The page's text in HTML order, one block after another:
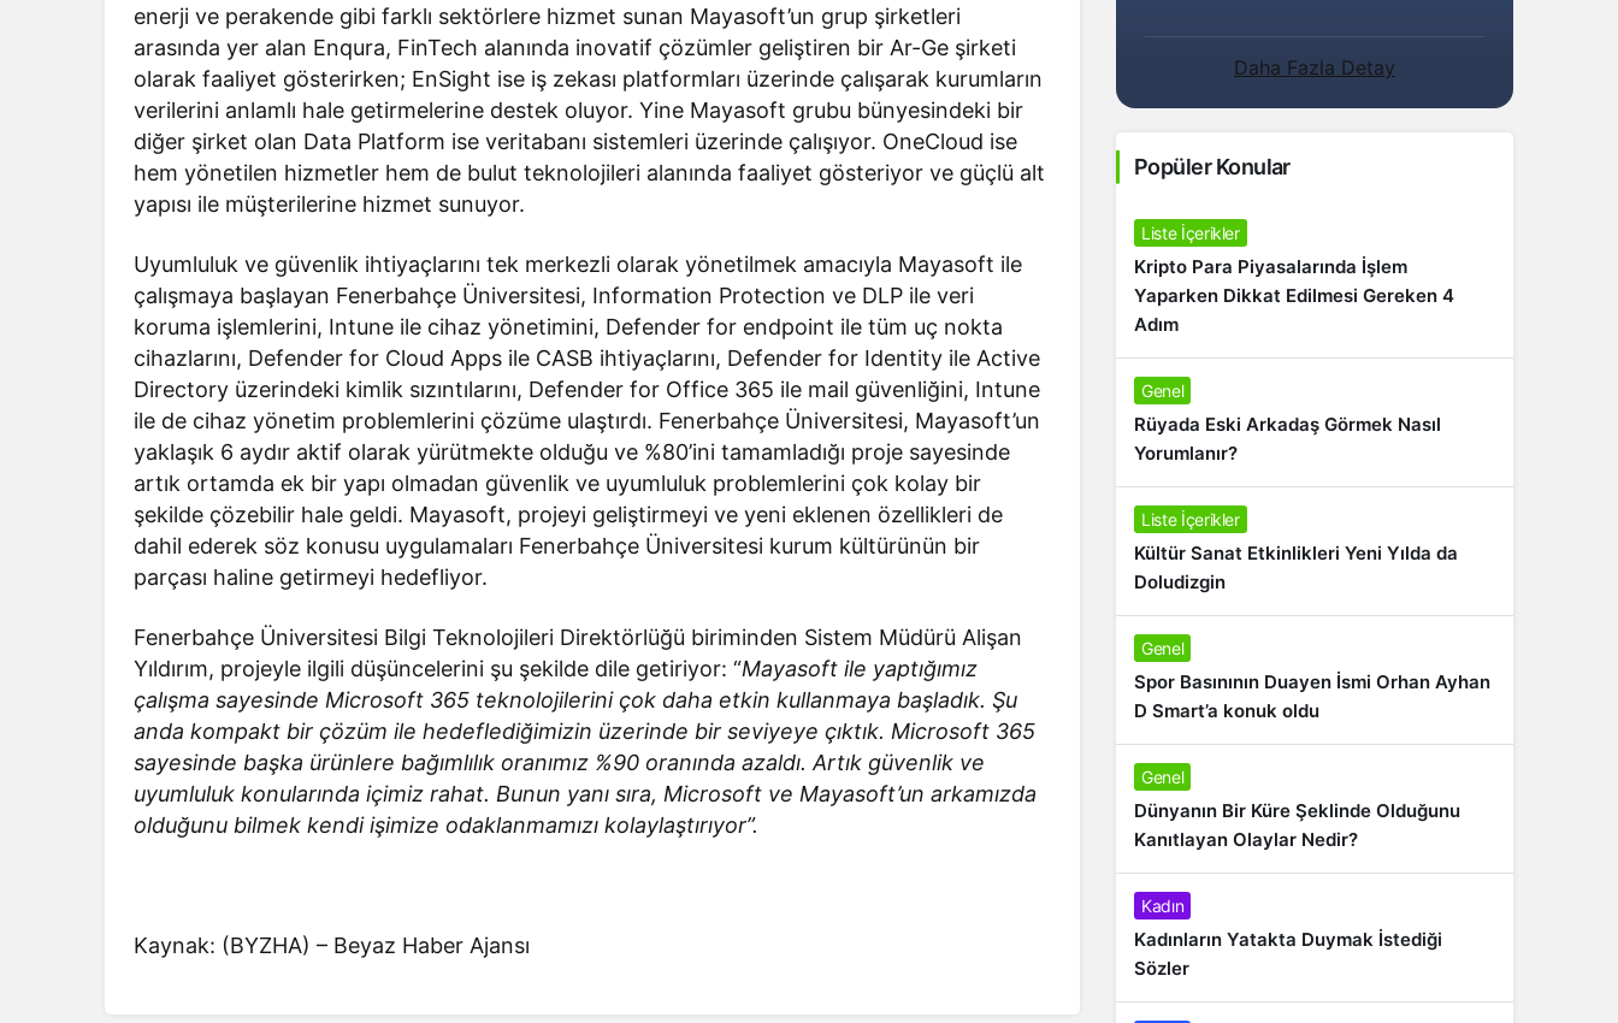
enerji ve perakende gibi farklı sektörlere hizmet sunan Mayasoft’un grup şirketleri
arasında yer alan Enqura, FinTech alanında inovatif çözümler geliştiren bir Ar-Ge şirketi
olarak faaliyet gösterirken; EnSight ise iş zekası platformları üzerinde çalışarak kurumların
verilerini anlamlı hale getirmelerine destek oluyor. Yine Mayasoft grubu bünyesindeki bir
diğer şirket olan Data Platform ise veritabanı sistemleri üzerinde çalışıyor. OneCloud ise
hem yönetilen hizmetler hem de bulut teknolojileri alanında faaliyet gösteriyor ve güçlü alt
yapısı ile müşterilerine hizmet sunuyor.
Uyumluluk ve güvenlik ihtiyaçlarını tek merkezli olarak yönetilmek amacıyla Mayasoft ile
çalışmaya başlayan Fenerbahçe Üniversitesi, Information Protection ve DLP ile veri
koruma işlemlerini, Intune ile cihaz yönetimini, Defender for endpoint ile tüm uç nokta
cihazlarını, Defender for Cloud Apps ile CASB ihtiyaçlarını, Defender for Identity ile Active
Directory üzerindeki kimlik sızıntılarını, Defender for Office 365 ile mail güvenliğini, Intune
ile de cihaz yönetim problemlerini çözüme ulaştırdı. Fenerbahçe Üniversitesi, Mayasoft’un
yaklaşık 6 aydır aktif olarak yürütmekte olduğu ve %80’ini tamamladığı proje sayesinde
artık ortamda ek bir yapı olmadan güvenlik ve uyumluluk problemlerini çok kolay bir
şekilde çözebilir hale geldi. Mayasoft, projeyi geliştirmeyi ve yeni eklenen özellikleri de
dahil ederek söz konusu uygulamaları Fenerbahçe Üniversitesi kurum kültürünün bir
parçası haline getirmeyi hedefliyor.
Fenerbahçe Üniversitesi Bilgi Teknolojileri Direktörlüğü biriminden Sistem Müdürü Alişan
Yıldırım, projeyle ilgili düşüncelerini şu şekilde dile getiriyor: “Mayasoft ile yaptığımız
çalışma sayesinde Microsoft 365 teknolojilerini çok daha etkin kullanmaya başladık. Şu
anda kompakt bir çözüm ile hedeflediğimizin üzerinde bir seviyeye çıktık. Microsoft 365
sayesinde başka ürünlere bağımlılık oranımız %90 oranında azaldı. Artık güvenlik ve
uyumluluk konularında içimiz rahat. Bunun yanı sıra, Microsoft ve Mayasoft’un arkamızda
olduğunu bilmek kendi işimize odaklanmamızı kolaylaştırıyor”.
Kaynak: (BYZHA) – Beyaz Haber Ajansı
Daha Fazla Detay
Popüler Konular
Liste İçerikler
Kripto Para Piyasalarında İşlem
Yaparken Dikkat Edilmesi Gereken 4
Adım
Genel
Rüyada Eski Arkadaş Görmek Nasıl
Yorumlanır?
Liste İçerikler
Kültür Sanat Etkinlikleri Yeni Yılda da
Doludizgin
Genel
Spor Basınının Duayen İsmi Orhan Ayhan
D Smart’a konuk oldu
Genel
Dünyanın Bir Küre Şeklinde Olduğunu
Kanıtlayan Olaylar Nedir?
Kadın
Kadınların Yatakta Duymak İstediği
Sözler